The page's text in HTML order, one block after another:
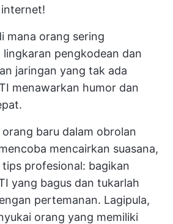
mana orang sering
pengkodean dan
jaringan yang tak ada
menawarkan humor dan
baru dalam obrolan
mencairkan suasana,
profesional: bagikan
yang bagus dan tukarlah
pertemanan. Lagipula,
orang yang memiliki